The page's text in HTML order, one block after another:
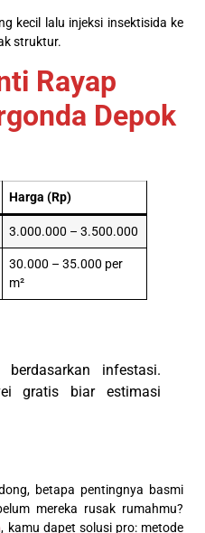
kecil lalu injeksi insektisida ke
struktur.
Rayap
Depok
Harga (Rp)
3.000.000 – 3.500.000
30.000 – 35.000 per
m²
infestasi.
gratis biar estimasi
betapa pentingnya basmi
mereka rusak rumahmu?
, kamu dapet solusi pro: metode